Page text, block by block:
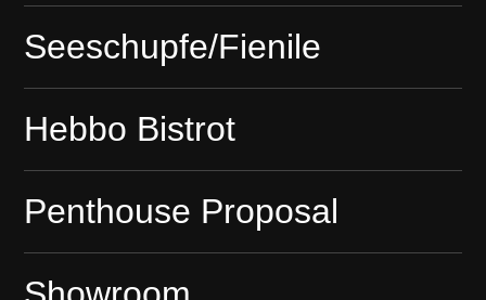
Seeschupfe/Fienile
Hebbo Bistrot
Penthouse Proposal